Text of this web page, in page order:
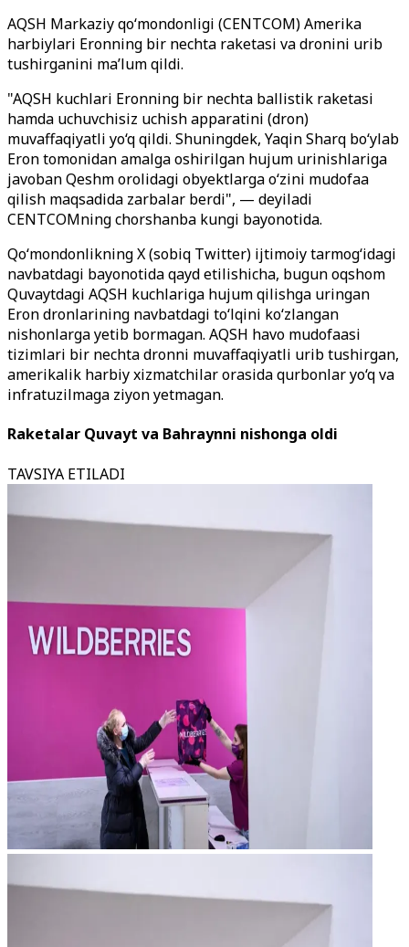
AQSH Markaziy qo‘mondonligi (CENTCOM) Amerika
harbiylari Eronning bir nechta raketasi va dronini urib
tushirganini ma’lum qildi.
"AQSH kuchlari Eronning bir nechta ballistik raketasi
hamda uchuvchisiz uchish apparatini (dron)
muvaffaqiyatli yo‘q qildi. Shuningdek, Yaqin Sharq bo‘ylab
Eron tomonidan amalga oshirilgan hujum urinishlariga
javoban Qeshm orolidagi obyektlarga o‘zini mudofaa
qilish maqsadida zarbalar berdi", — deyiladi
CENTCOMning chorshanba kungi bayonotida.
Qo‘mondonlikning X (sobiq Twitter) ijtimoiy tarmog‘idagi
navbatdagi bayonotida qayd etilishicha, bugun oqshom
Quvaytdagi AQSH kuchlariga hujum qilishga uringan
Eron dronlarining navbatdagi to‘lqini ko‘zlangan
nishonlarga yetib bormagan. AQSH havo mudofaasi
tizimlari bir nechta dronni muvaffaqiyatli urib tushirgan,
amerikalik harbiy xizmatchilar orasida qurbonlar yo‘q va
infratuzilmaga ziyon yetmagan.
Raketalar Quvayt va Bahraynni nishonga oldi
TAVSIYA ETILADI